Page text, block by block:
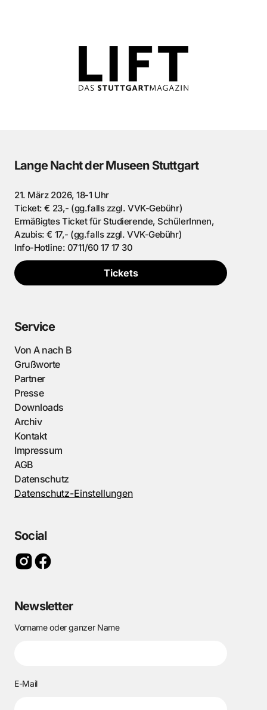
Lange Nacht der Museen Stuttgart
21. März 2026, 18-1 Uhr
Ticket: € 23,- (gg.falls zzgl. VVK-Gebühr)
Ermäßigtes Ticket für Studierende, SchülerInnen,
Azubis: € 17,- (gg.falls zzgl. VVK-Gebühr)
Info-Hotline: 0711/60 17 17 30
Tickets
Service
Von A nach B
Grußworte
Partner
Presse
Downloads
Archiv
Kontakt
Impressum
AGB
Datenschutz
Datenschutz-Einstellungen
Social
Newsletter
Vorname oder ganzer Name
E-Mail